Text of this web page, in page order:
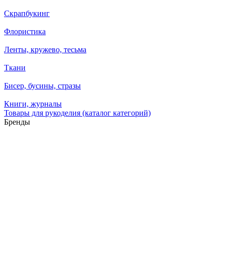
Скрапбукинг
Флористика
Ленты, кружево, тесьма
Ткани
Бисер, бусины, стразы
Книги, журналы
Товары для рукоделия (каталог категорий)
Бренды